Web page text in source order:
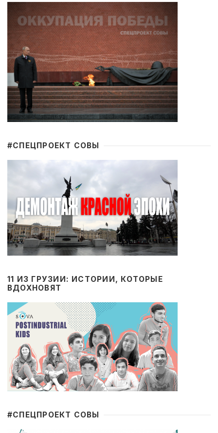
#CПЕЦПРОЕКТ СОВЫ
11 ИЗ ГРУЗИИ: ИСТОРИИ, КОТОРЫЕ
ВДОХНОВЯТ
#CПЕЦПРОЕКТ СОВЫ